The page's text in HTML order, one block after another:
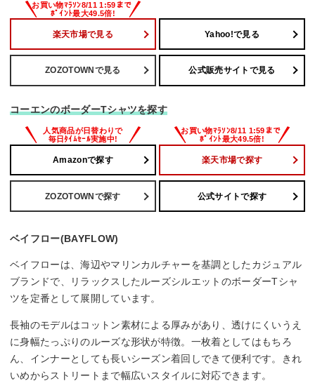
楽天市場で見る Yahoo!で見る
ZOZOTOWNで見る 公式販売サイトで見る
コーエンのボーダーTシャツを探す
Amazonで探す 楽天市場で探す
ZOZOTOWNで探す 公式サイトで探す
ベイフロー(BAYFLOW)
ベイフローは、海辺やマリンカルチャーを基調としたカジュアル
ブランドで、リラックスしたルーズシルエットのボーダーTシャ
ツを定番として展開しています。
長袖のモデルはコットン素材による厚みがあり、透けにくいうえ
に身幅たっぷりのルーズな形状が特徴。一枚着としてはもちろ
ん、インナーとしても長いシーズン着回しできて便利です。きれ
いめからストリートまで幅広いスタイルに対応できます。